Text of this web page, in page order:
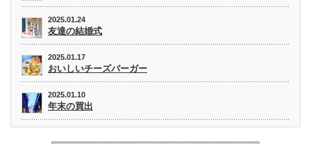
2025.01.24
友達の結婚式
2025.01.17
おいしいチーズバーガー
2025.01.10
年末の買出